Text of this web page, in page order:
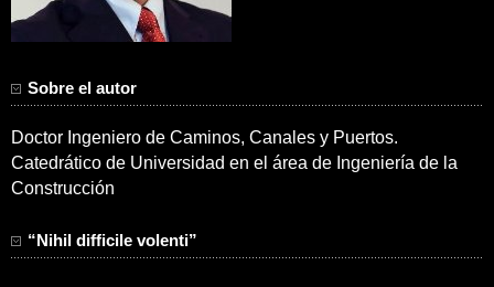
Sobre el autor
Doctor Ingeniero de Caminos, Canales y Puertos.
Catedrático de Universidad en el área de Ingeniería de la
Construcción
“Nihil difficile volenti”